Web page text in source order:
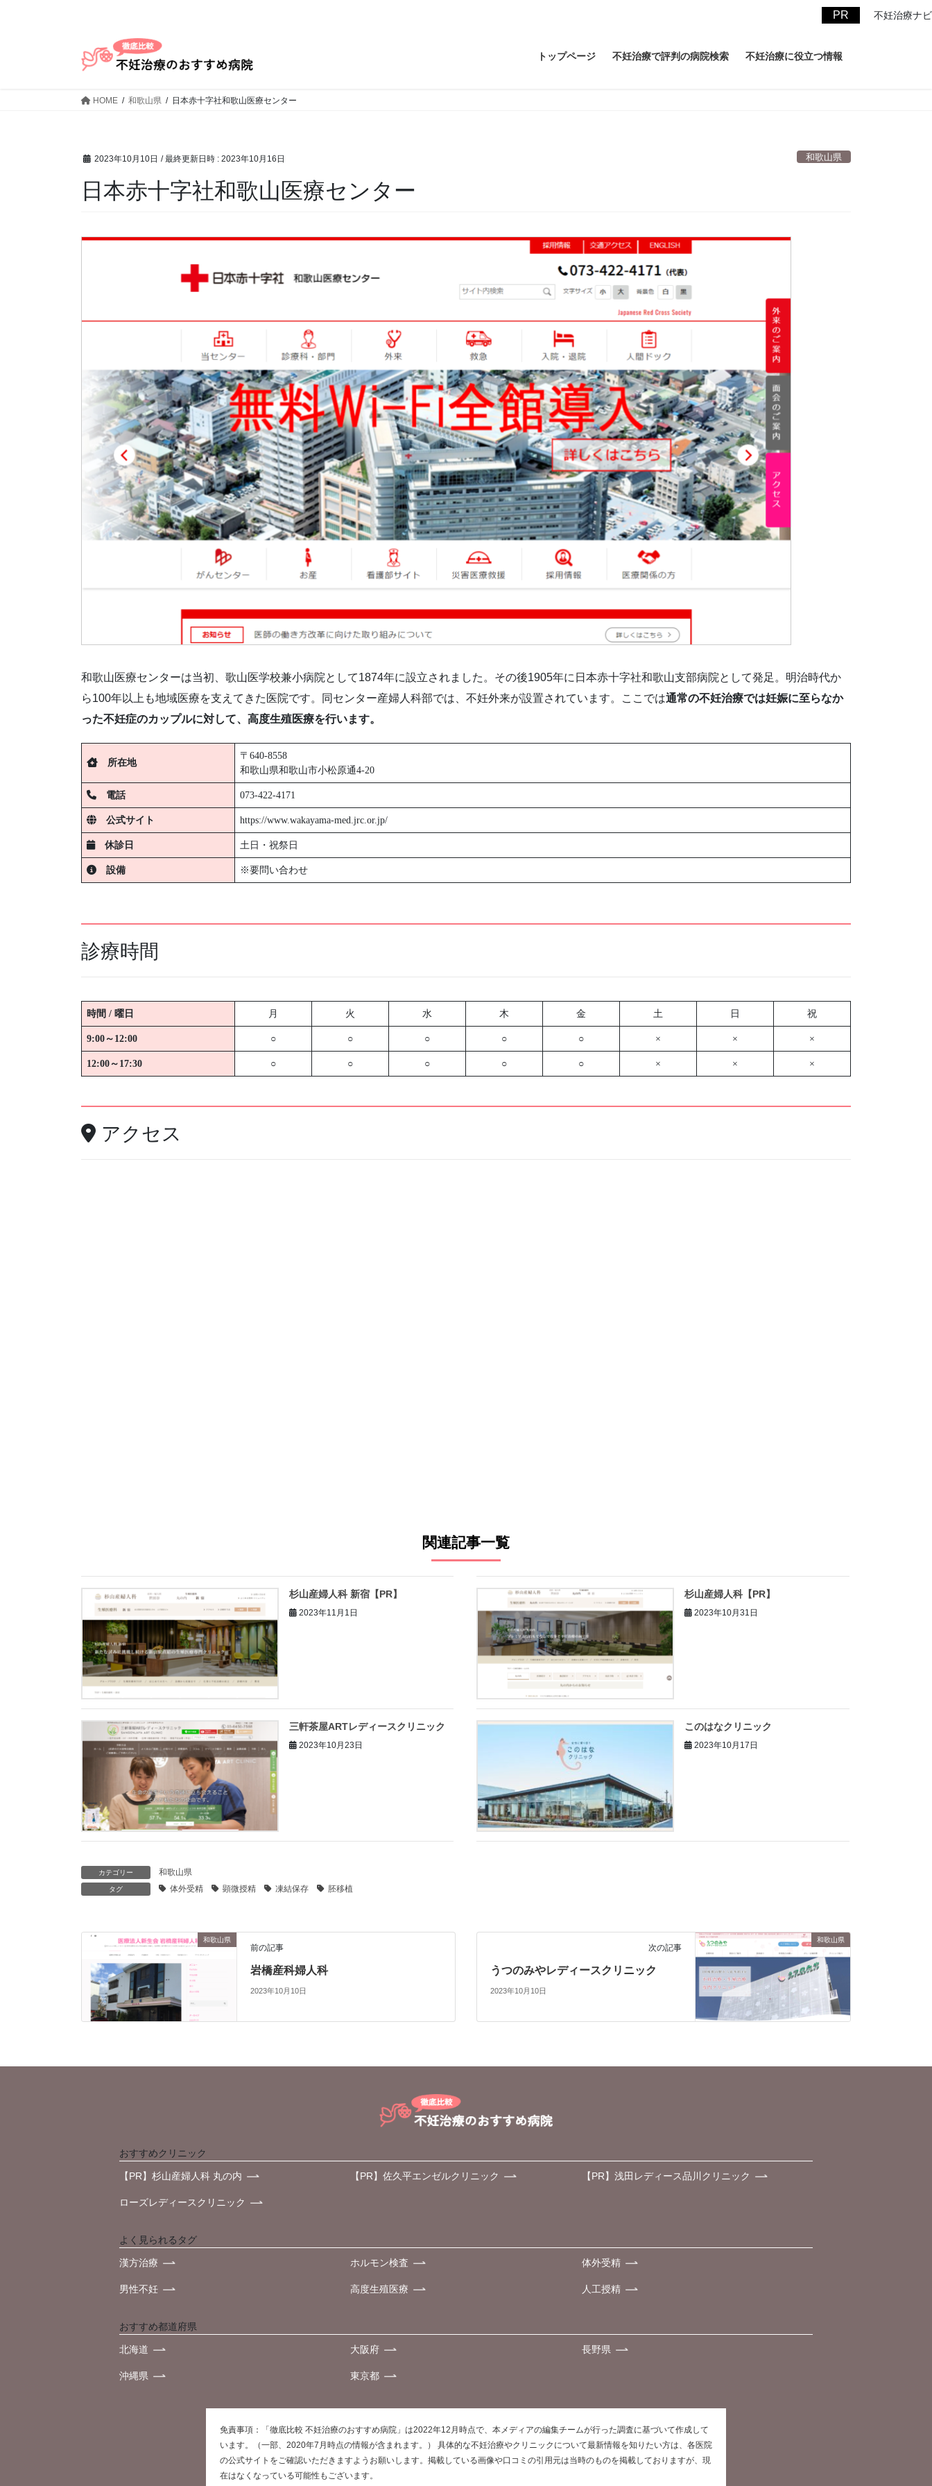
不妊治療ナビ
トップページ 不妊治療で評判の病院検索 不妊治療に役立つ情報
HOME 和歌山県 日本赤十字社和歌山医療センター
2023年10月10日 / 最終更新日時 : 2023年10月16日 和歌山県
日本赤十字社和歌山医療センター
和歌山医療センターは当初、歌山医学校兼小病院として1874年に設立されました。その後1905年に日本赤十字社和歌山支部病院として発足。明治時代か
ら100年以上も地域医療を支えてきた医院です。同センター産婦人科部では、不妊外来が設置されています。ここでは通常の不妊治療では妊娠に至らなか
った不妊症のカップルに対して、高度生殖医療を行います。
所在地
〒640-8558
和歌山県和歌山市小松原通4-20
電話 073-422-4171
公式サイト https://www.wakayama-med.jrc.or.jp/
休診日 土日・祝祭日
設備 ※要問い合わせ
診療時間
時間 / 曜日 月 火 水 木 金 土 日 祝
9:00～12:00 ○ ○ ○ ○ ○ × × ×
12:00～17:30 ○ ○ ○ ○ ○ × × ×
アクセス
関連記事一覧
杉山産婦人科 新宿【PR】
2023年11月1日
杉山産婦人科【PR】
2023年10月31日
三軒茶屋ARTレディースクリニック
2023年10月23日
このはなクリニック
2023年10月17日
カテゴリー 和歌山県
タグ 体外受精 顕微授精 凍結保存 胚移植
和歌山県
前の記事
岩橋産科婦人科
2023年10月10日
和歌山県
次の記事
うつのみやレディースクリニック
2023年10月10日
おすすめクリニック
【PR】杉山産婦人科 丸の内 【PR】佐久平エンゼルクリニック 【PR】浅田レディース品川クリニック
ローズレディースクリニック
よく見られるタグ
漢方治療 ホルモン検査 体外受精
男性不妊 高度生殖医療 人工授精
おすすめ都道府県
北海道 大阪府 長野県
沖縄県 東京都
免責事項：「徹底比較 不妊治療のおすすめ病院」は2022年12月時点で、本メディアの編集チームが行った調査に基づいて作成して
います。（一部、2020年7月時点の情報が含まれます。） 具体的な不妊治療やクリニックについて最新情報を知りたい方は、各医院
の公式サイトをご確認いただきますようお願いします。掲載している画像や口コミの引用元は当時のものを掲載しておりますが、現
在はなくなっている可能性もございます。